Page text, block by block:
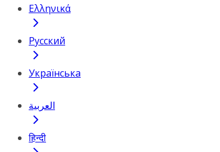
Ελληνικά
Русский
Українська
العربية
हिन्दी